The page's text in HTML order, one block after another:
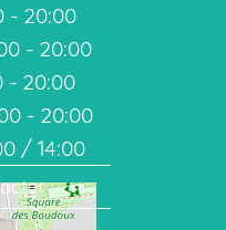
- 20:00
- 20:00
- 20:00
- 20:00
/ 14:00